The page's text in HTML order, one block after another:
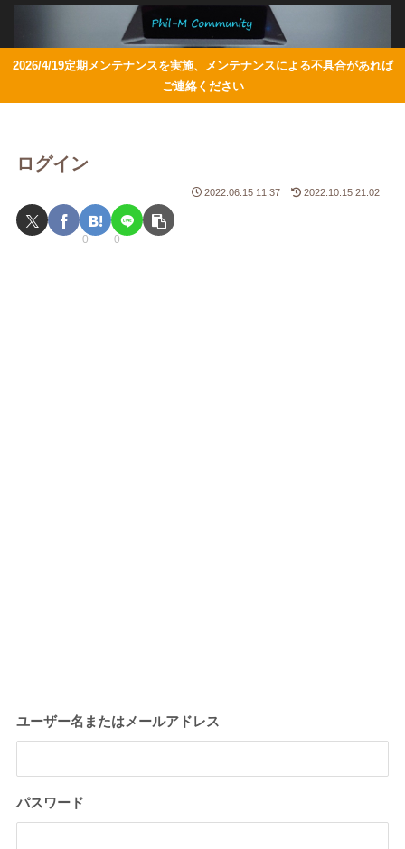
2026/4/19定期メンテナンスを実施、メンテナンスによる不具合があれば
ご連絡ください
ログイン
2022.06.15 11:37 2022.10.15 21:02
0 0
ユーザー名またはメールアドレス
パスワード